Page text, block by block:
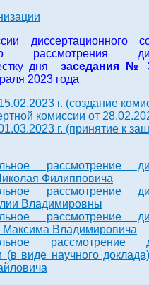
диссертационного
рассмотрения
дня
заседания №
2023 года
г. (создание
комиссии от
г. (принятие к
рассмотрение
Филипповича
рассмотрение
Владимировны
рассмотрение
Владимировича
рассмотрение
(в виде научного